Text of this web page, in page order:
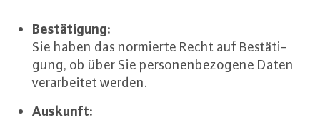
Be­stä­ti­gung:
Sie haben das normierte Recht auf Be­stä­ti­
gung, ob über Sie per­so­nen­be­zo­ge­ne Daten
ver­ar­bei­tet werden.
Auskunft: